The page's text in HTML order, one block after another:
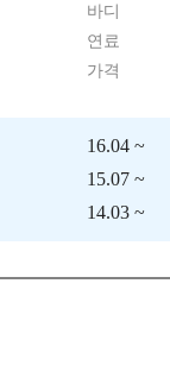
바디
연료
가격
16.04 ~
15.07 ~
14.03 ~